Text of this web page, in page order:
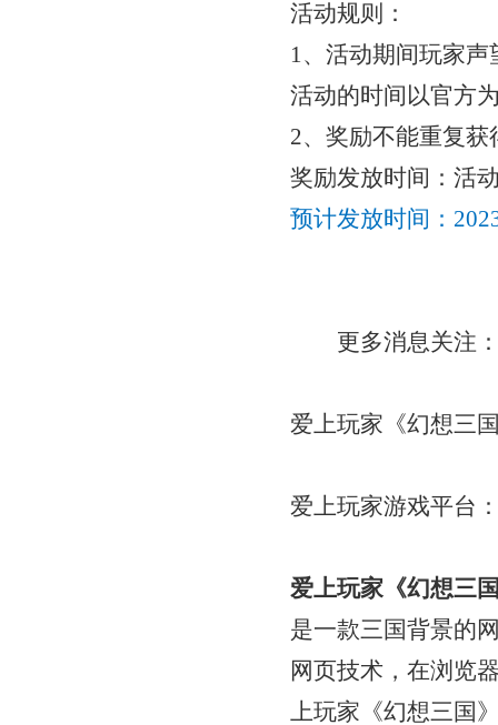
活动规则：
1、活动期间玩家
活动的时间以官方
2、奖励不能重复
奖励发放时间：活
预计发放时间：
更多消息关注
爱上玩家《幻想三
爱上玩家游戏平台
爱上玩家《幻想三
是一款三国背景的
网页技术，在浏览
上玩家《幻想三国